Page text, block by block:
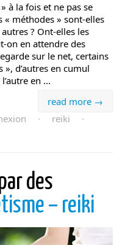
à la fois et ne pas se
« méthodes » sont-elles
? Ont-elles les
on en attendre des
sur le net, certains
», d’autres en cumul
en ...
read more →
· reiki
·
des
– reiki